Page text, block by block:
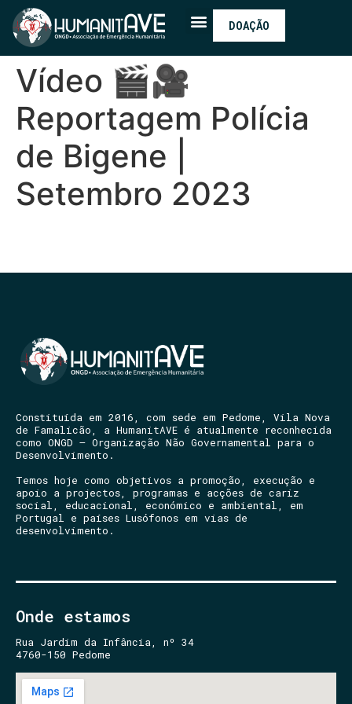
DOAÇÃO
Vídeo 🎬🎥
Reportagem Polícia
de Bigene |
Setembro 2023
Constituída em 2016, com sede em Pedome, Vila Nova
de Famalicão, a HumanitAVE é atualmente reconhecida
como ONGD – Organização Não Governamental para o
Desenvolvimento.
Temos hoje como objetivos a promoção, execução e
apoio a projectos, programas e acções de cariz
social, educacional, económico e ambiental, em
Portugal e países Lusófonos em vias de
desenvolvimento.
Onde estamos
Rua Jardim da Infância, nº 34
4760-150 Pedome